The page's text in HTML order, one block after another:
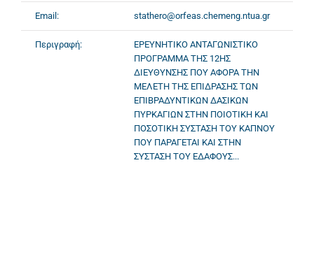
Email: stathero@orfeas.chemeng.ntua.gr
Περιγραφή:
ΕΡΕΥΝΗΤΙΚΟ ΑΝΤΑΓΩΝΙΣΤΙΚΟ
ΠΡΟΓΡΑΜΜΑ ΤΗΣ 12ΗΣ
ΔΙΕΥΘΥΝΣΗΣ ΠΟΥ ΑΦΟΡΑ ΤΗΝ
ΜΕΛΕΤΗ ΤΗΣ ΕΠΙΔΡΑΣΗΣ ΤΩΝ
ΕΠΙΒΡΑΔΥΝΤΙΚΩΝ ΔΑΣΙΚΩΝ
ΠΥΡΚΑΓΙΩΝ ΣΤΗΝ ΠΟΙΟΤΙΚΗ ΚΑΙ
ΠΟΣΟΤΙΚΗ ΣΥΣΤΑΣΗ ΤΟΥ ΚΑΠΝΟΥ
ΠΟΥ ΠΑΡΑΓΕΤΑΙ ΚΑΙ ΣΤΗΝ
ΣΥΣΤΑΣΗ ΤΟΥ ΕΔΑΦΟΥΣ...